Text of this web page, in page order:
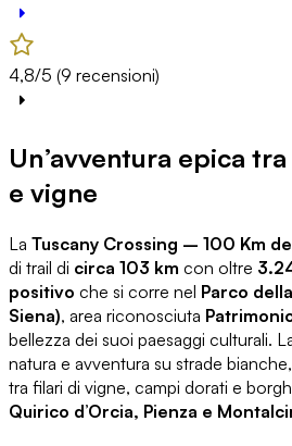
4,8/5 (9 recensioni)
Un’avventura epica
e vigne
La Tuscany Crossing – 100 Km
di trail di circa 103 km con oltre
positivo che si corre nel Parco
Siena), area riconosciuta
bellezza dei suoi paesaggi culturali.
natura e avventura su strade
tra filari di vigne, campi dorati e
Quirico d’Orcia, Pienza e